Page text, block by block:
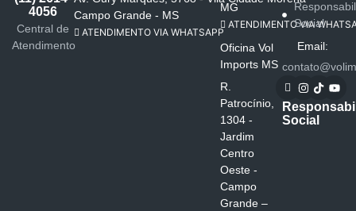
4056
Central de
Atendimento
Campo Grande - MS
ATENDIMENTO VIA WHATSAPP
MG
ATENDIMENTO VIA
Oficina Vol
Imports MS
R.
Patrocínio,
1304 -
Jardim
Centro
Oeste -
Campo
Grande –
Social
Email:
Social